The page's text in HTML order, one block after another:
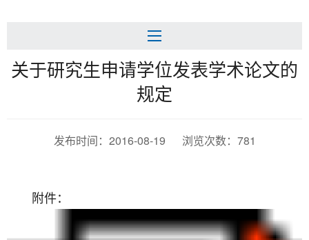
关于研究生申请学位发表学术论文的
规定
发布时间：2016-08-19 浏览次数： 781
附件：